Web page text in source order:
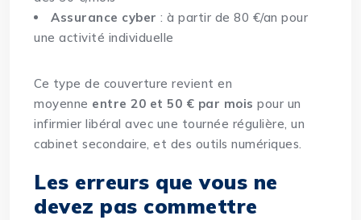
Assurance cyber : à partir de 80 €/an pour
une activité individuelle
Ce type de couverture revient en
moyenne entre 20 et 50 € par mois pour un
infirmier libéral avec une tournée régulière, un
cabinet secondaire, et des outils numériques.
Les erreurs que vous ne
devez pas commettre